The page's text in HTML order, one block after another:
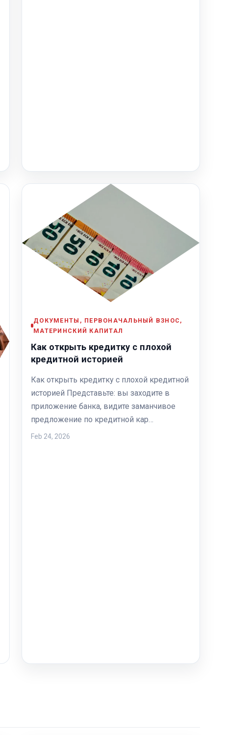
ДОКУМЕНТЫ, ПЕРВОНАЧАЛЬНЫЙ ВЗНОС,
МАТЕРИНСКИЙ КАПИТАЛ
Как открыть кредитку с плохой
кредитной историей
Как открыть кредитку с плохой кредитной
историей Представьте: вы заходите в
приложение банка, видите заманчивое
предложение по кредитной кар…
Feb 24, 2026